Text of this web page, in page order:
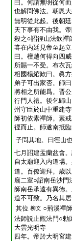
曰。何謂無明從何
也解問佛法。朝恩
無明從此起。後朝
天下事有不由我。
殺之○詔徑山法欽禪
甞在内廷見帝至起
曰。檀越何得向四
所賜一不受。布衣
相國楊綰歎曰。眞
弟子可出家否。師
將相之所能爲。晋
行門人禮。後乞歸
州守臣於山中重建
師初依素禪師。素
徑而止。師遂南抵
子問其地。曰徑山
七月詔建盂蘭盆會
自太廟迎入内道場
道。百僚迎拜。歳
廟二室○詔南岳沙門
師南岳承遠有異徳
道不可致。乃名其
其位 柳文 ○荊溪禪
法師説止觀法門○勅
大雲光明寺
四年。帝於大明宮